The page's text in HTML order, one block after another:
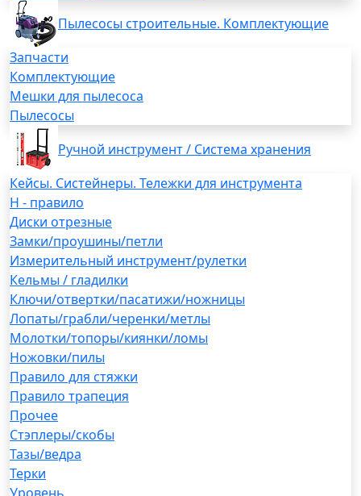
Пылесосы строительные. Комплектующие
Запчасти
Комплектующие
Мешки для пылесоса
Пылесосы
Ручной инструмент / Система хранения
Кейсы. Систейнеры. Тележки для инструмента
H - правило
Диски отрезные
Замки/проушины/петли
Измерительный инструмент/рулетки
Кельмы / гладилки
Ключи/отвертки/пасатижи/ножницы
Лопаты/грабли/черенки/метлы
Молотки/топоры/киянки/ломы
Ножовки/пилы
Правило для стяжки
Правило трапеция
Прочее
Стэплеры/скобы
Тазы/ведра
Терки